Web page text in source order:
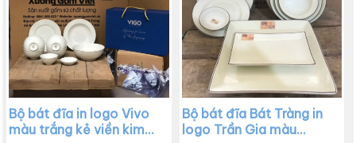
Bộ bát đĩa in logo Vivo
màu trắng kẻ viền kim
Bộ bát đĩa Bát Tràng in
logo Trần Gia màu